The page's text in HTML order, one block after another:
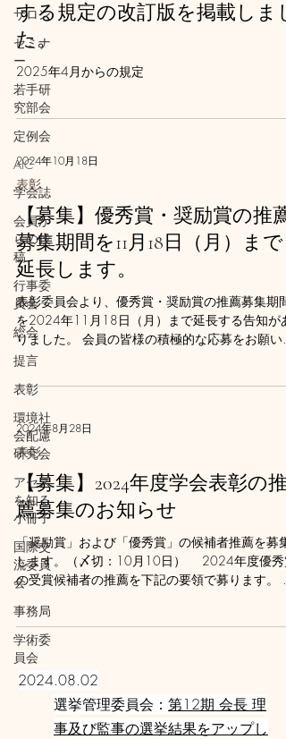
サロン
セミナ
ー
若手研
究部会
定例会
AIC
学会誌
会員か
らの投
稿
行事委
員会
総会
提言
表彰
環境社
会配慮
研究会
アセス
を知る
小冊子
国際交
流委員
会
事務局
学術委
員会
する規定の改訂版を掲載しまし
た。
2025年4月からの規定
2024年10月18日
表彰
【募集】優秀賞・奨励賞の推薦
募集期間を11月18日（月）まで
延長します。
表彰委員会より、優秀賞・奨励賞の推薦募集期間
を2024年11月18日（月）まで延長する告知があ
りました。 会員の皆様の積極的な応募をお願いい
たします。
tml...
2024年8月28日
表彰
【募集】2024年度学会表彰の推
薦募集のお知らせ
「奨励賞」および「優秀賞」の候補者推薦を募集
します。（〆切：10月10日） 2024年度優秀
の受賞候補者の推薦を下記の要領で募ります。
有し、独自性、有用性、信頼性等の点ですぐれた
研究を発表した研究者ならびに顕著な業績をあ
2024.08.02
選挙管理委員会： 第12期 会長 理
事及び監事の選挙結果をアップし